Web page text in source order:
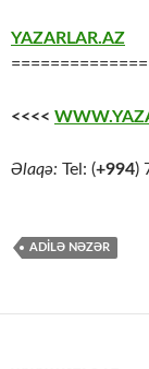
YAZARLAR.AZ
<<<<
Əlaqə: Tel: (+994)
ADİLƏ NƏZƏR